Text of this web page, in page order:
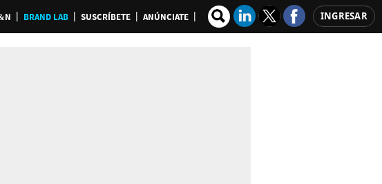
BRAND LAB SUSCRÍBETE ANÚNCIATE INGRESAR